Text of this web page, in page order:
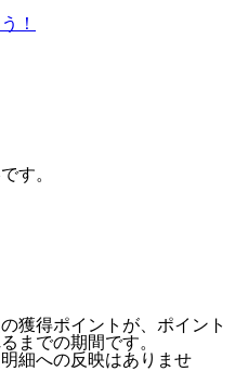
！
す。
獲得ポイントが、ポイント
までの期間です。
細への反映はありませ